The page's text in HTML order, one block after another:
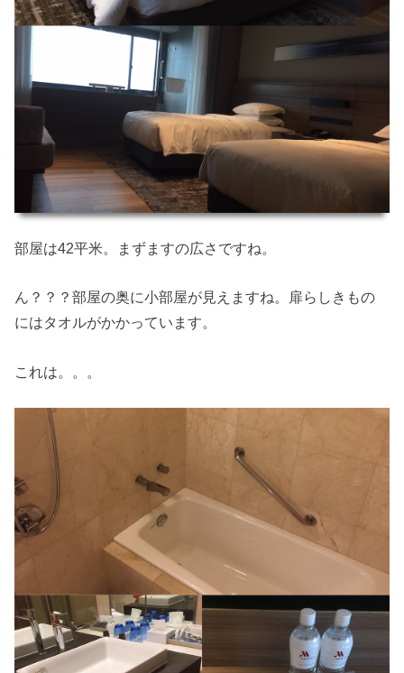
部屋は42平米。まずますの広さですね。
ん？？？部屋の奥に小部屋が見えますね。扉らしきもの
にはタオルがかかっています。
これは。。。